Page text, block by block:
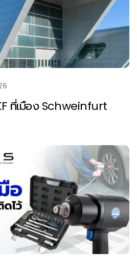
ที่เมือง Schweinfurt